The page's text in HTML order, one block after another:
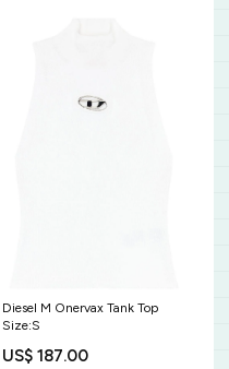
Diesel M Onervax Tank Top
Size:S
US$ 187.00